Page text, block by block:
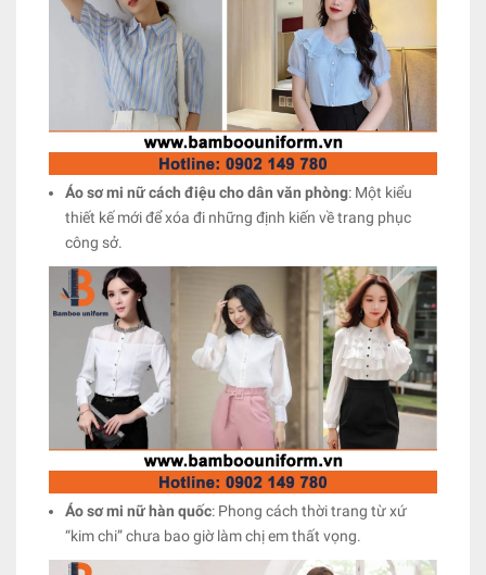
Áo sơ mi nữ cách điệu cho dân văn phòng: Một kiểu
thiết kế mới để xóa đi những định kiến về trang phục
công sở.
Áo sơ mi nữ hàn quốc: Phong cách thời trang từ xứ
“kim chi” chưa bao giờ làm chị em thất vọng.